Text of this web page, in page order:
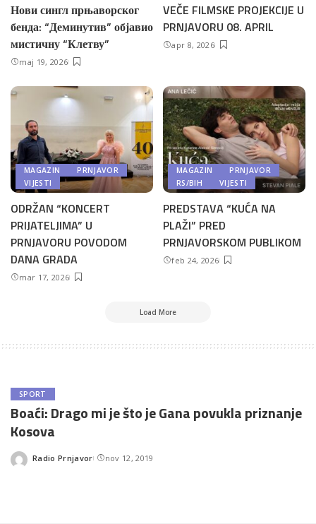
Нови сингл прњаворског
бенда: “Деминутив” објавио
мистичну “Клетву”
maj 19, 2026
VEČE FILMSKE PROJEKCIJE U
PRNJAVORU 08. APRIL
apr 8, 2026
MAGAZIN
PRNJAVOR
VIJESTI
ODRŽAN “KONCERT
PRIJATELJIMA” U
PRNJAVORU POVODOM
DANA GRADA
mar 17, 2026
MAGAZIN
PRNJAVOR
RS/BIH
VIJESTI
PREDSTAVA “KUĆA NA
PLAŽI” PRED
PRNJAVORSKOM PUBLIKOM
feb 24, 2026
Load More
SPORT
Boaći: Drago mi je što je Gana povukla priznanje
Kosova
Posted
Radio Prnjavor nov 12, 2019